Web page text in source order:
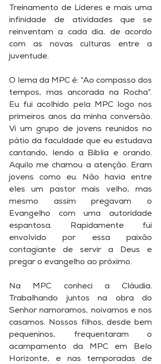
Treinamento de Líderes e mais uma
infinidade de atividades que se
reinventam a cada dia, de acordo
com as novas culturas entre a
juventude.
O lema da MPC é: “Ao compasso dos
tempos, mas ancorada na Rocha”.
Eu fui acolhido pela MPC logo nos
primeiros anos da minha conversão.
Vi um grupo de jovens reunidos no
pátio da faculdade que eu estudava
cantando, lendo a Bíblia e orando.
Aquilo me chamou a atenção. Eram
jovens como eu. Não havia entre
eles um pastor mais velho, mas
mesmo assim pregavam o
Evangelho com uma autoridade
espantosa. Rapidamente fui
envolvido por essa paixão
contagiante de servir a Deus e
pregar o evangelho ao próximo.
Na MPC conheci a Cláudia.
Trabalhando juntos na obra do
Senhor namoramos, noivamos e nos
casamos. Nossos filhos, desde bem
pequeninos, frequentaram o
acampamento da MPC em Belo
Horizonte, e nas temporadas de